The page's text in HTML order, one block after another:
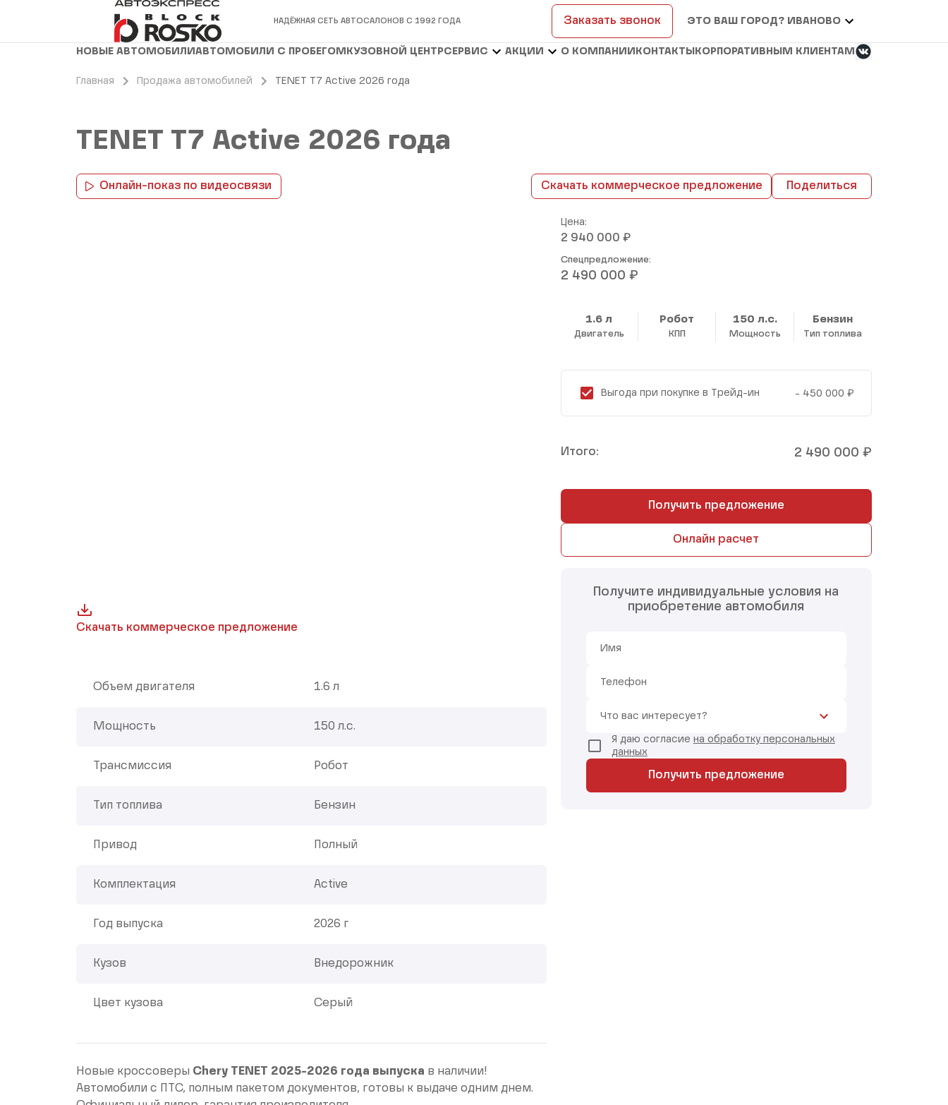
НАДЁЖНАЯ СЕТЬ АВТОСАЛОНОВ С 1992 ГОДА Заказать звонок ЭТО ВАШ ГОРОД? ИВАНОВО
НОВЫЕ АВТОМОБИЛИ АВТОМОБИЛИ С ПРОБЕГОМ КУЗОВНОЙ ЦЕНТРСЕРВИС АКЦИИ О КОМПАНИИ КОНТАКТЫ КОРПОРАТИВНЫМ КЛИЕНТАМ
Главная Продажа автомобилей TENET T7 Active 2026 года
TENET T7 Active 2026 года
Онлайн-показ по видеосвязи Скачать коммерческое предложение Поделиться
Скачать коммерческое предложение
Объем двигателя 1.6 л
Мощность 150 л.с.
Трансмиссия Робот
Тип топлива Бензин
Привод Полный
Комплектация Active
Год выпуска 2026 г
Кузов Внедорожник
Цвет кузова Серый
Новые кроссоверы Chery TENET 2025-2026 года выпуска в наличии!
Автомобили с ПТС, полным пакетом документов, готовы к выдаче одним днем.
Цена:
2 940 000 ₽
Спецпредложение:
2 490 000 ₽
1.6 л
Двигатель
Робот
КПП
150 л.с.
Мощность
Бензин
Тип топлива
Выгода при покупке в Трейд-ин - 450 000 ₽
Итого: 2 490 000 ₽
Получить предложение
Онлайн расчет
Получите индивидуальные условия на
приобретение автомобиля
Имя
Телефон
Что вас интересует?
Я даю согласие на обработку персональных
данных
Получить предложение